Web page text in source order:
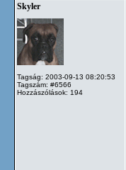
Skyler
Tagság: 2003-09-13 08:20:53
Tagszám: #6566
Hozzászólások: 194